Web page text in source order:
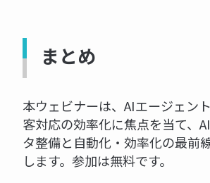
まとめ
本ウェビナーは、AIエージェン
客対応の効率化に焦点を当て、
タ整備と自動化・効率化の最前
します。参加は無料です。